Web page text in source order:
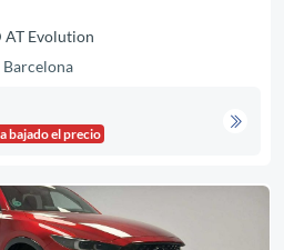
AT Evolution
Barcelona
bajado el precio